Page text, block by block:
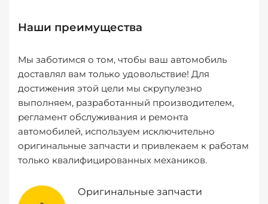
Наши преимущества
Мы заботимся о том, чтобы ваш автомобиль
доставлял вам только удовольствие! Для
достижения этой цели мы скрупулезно
выполняем, разработанный производителем,
регламент обслуживания и ремонта
автомобилей, используем исключительно
оригинальные запчасти и привлекаем к работам
только квалифицированных механиков.
Оригинальные запчасти